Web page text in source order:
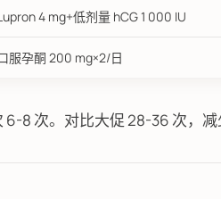
4 mg+低剂量 hCG 1 000 IU
服孕酮 200 mg×2/日
6-8 次。对比大促 28-36 次，减